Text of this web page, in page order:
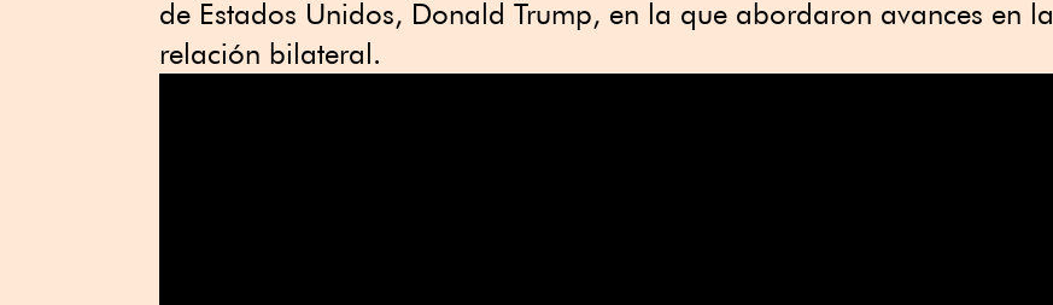
de Estados Unidos, Donald Trump, en la que abordaron avances en la
relación bilateral.